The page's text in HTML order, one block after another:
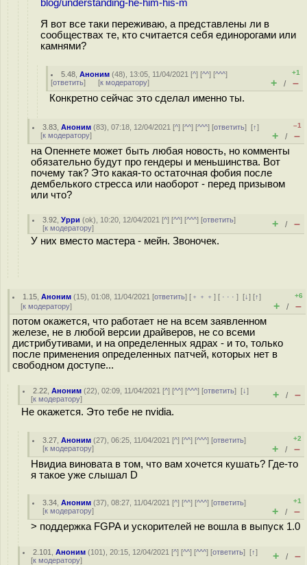
blog/understanding-he-him-his-m
Я вот все таки переживаю, а представлены ли в
сообществах те, кто считается себя единорогами или
камнями?
5.48 ,Аноним (48), 13:05, 11/04/2021 [^] [^^] [^^^]
[ответить] [к модератору]
+1
+ / –
Конкретно сейчас это сделал именно ты.
3.83 ,Аноним (83), 07:18, 12/04/2021 [^] [^^] [^^^] [ответить][↑]
[к модератору]
–1
+ / –
на Опеннете может быть любая новость, но комменты
обязательно будут про гендеры и меньшинства. Вот
почему так? Это какая-то остаточная фобия после
дембелького стресса или наоборот - перед призывом
или что?
3.92 ,Урри (ok), 10:20, 12/04/2021 [^] [^^] [^^^] [ответить]
[к модератору] + / –
У них вместо мастера - мейн. Звоночек.
1.15 ,Аноним (15), 01:08, 11/04/2021 [ответить] [ ﹢﹢﹢] [ · · ·][↓] [↑]
[к модератору]
+6
+ / –
потом окажется, что работает не на всем заявленном
железе, не в любой версии драйверов, не со всеми
дистрибутивами, и на определенных ядрах - и то, только
после применения определенных патчей, которых нет в
свободном доступе...
2.22 ,Аноним (22), 02:09, 11/04/2021 [^] [^^] [^^^] [ответить][↓]
[к модератору] + / –
Не окажется. Это тебе не nvidia.
3.27 ,Аноним (27), 06:25, 11/04/2021 [^] [^^] [^^^] [ответить]
[к модератору]
+2
+ / –
Нвидиа виновата в том, что вам хочется кушать? Где-то
я такое уже слышал D
3.34 ,Аноним (37), 08:27, 11/04/2021 [^] [^^] [^^^] [ответить]
[к модератору]
+1
+ / –
> поддержка FGPA и ускорителей не вошла в выпуск 1.0
2.101 ,Аноним (101), 20:15, 12/04/2021 [^] [^^] [^^^] [ответить][↑]
[к модератору] + / –